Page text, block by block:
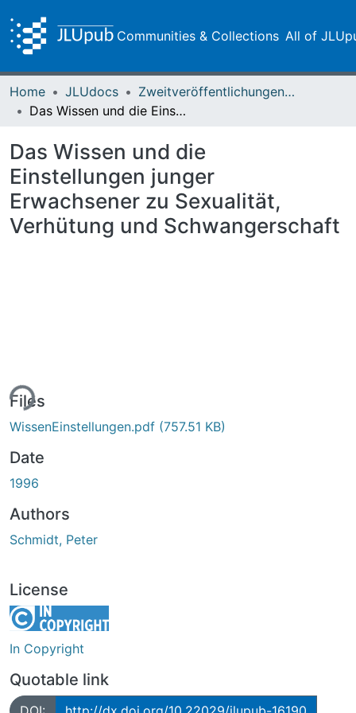
Communities & Collections All of
Home JLUdocs
Zweitveröffentlichungen (grüner Weg)
Das Wissen und die Einstellungen junger Erwachsener zu Sexualität, Verhütung und Schwangerschaft
Das Wissen und die
Einstellungen junger
Erwachsener zu Sexualität,
Verhütung und Schwangerschaft
Files
WissenEinstellungen.pdf (757.51 KB)
Date
1996
Authors
Schmidt, Peter
License
In Copyright
Quotable link